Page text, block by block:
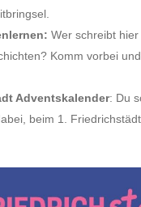
Wer schreibt
Komm vorbei
Adventskalender: Du
beim 1.